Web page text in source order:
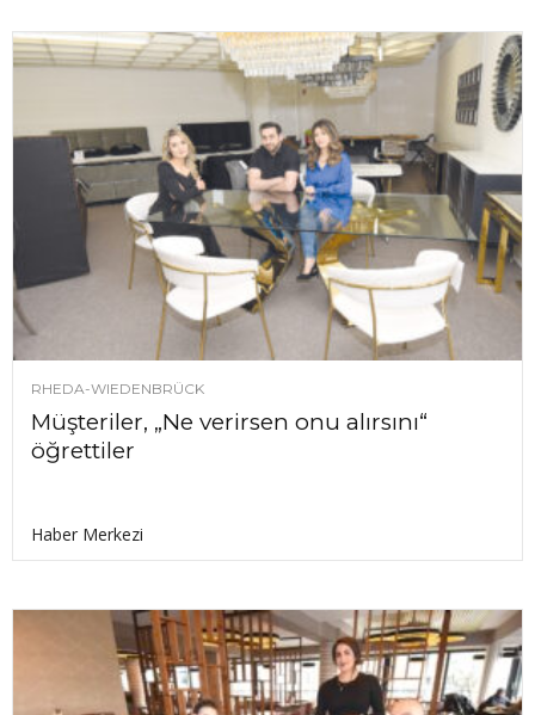
RHEDA-WIEDENBRÜCK
Müşteriler, „Ne verirsen onu alırsını“
öğrettiler
Haber Merkezi